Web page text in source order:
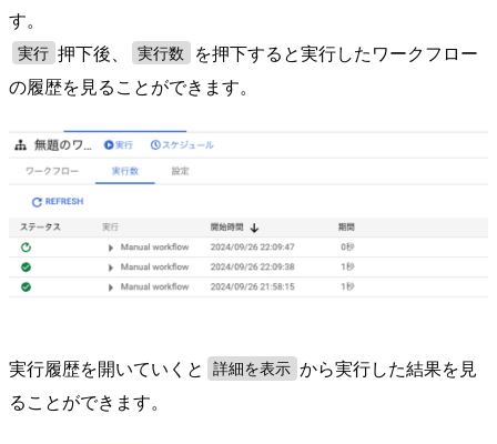
す。
実行 押下後、 実行数
を押下すると実行したワークフロー
の履歴を見ることができます。
実行履歴を開いていくと 詳細を表示 から実行した結果を見
ることができます。